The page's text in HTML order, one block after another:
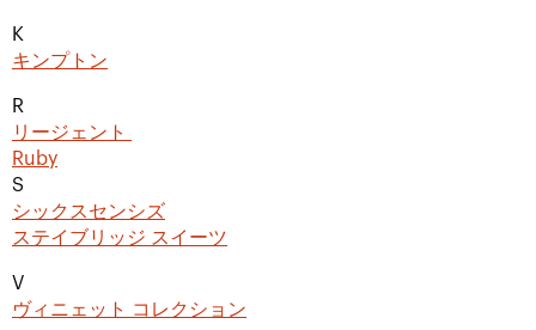
K
キンプトン
R
リージェント
Ruby
S
シックスセンシズ
ステイブリッジ スイーツ
V
ヴィニェット コレクション